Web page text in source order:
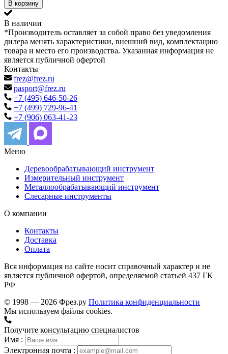
В корзину
В наличии
*Производитель оставляет за собой право без уведомления
дилера менять характеристики, внешний вид, комплектацию
товара и место его производства. Указанная информация не
является публичной офертой
Контакты
frez@frez.ru
pasport@frez.ru
+7 (495) 646-50-26
+7 (499) 729-96-41
+7 (906) 063-41-23
Меню
Деревообрабатывающий инструмент
Измерительный инструмент
Металлообрабатывающий инструмент
Слесарные инструменты
О компании
Контакты
Доставка
Оплата
Вся информация на сайте носит справочный характер и не
является публичной офертой, определяемой статьей 437 ГК
РФ
© 1998 — 2026 Фрез.ру Политика конфиденциальности
Мы используем файлы cookies.
Получите консультацию специалистов
Имя :
Электронная почта :